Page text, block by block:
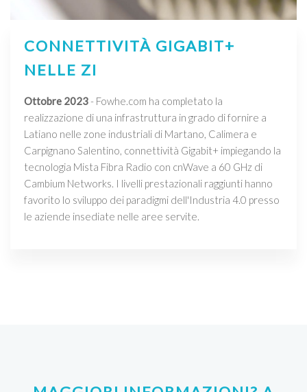
CONNETTIVITÀ GIGABIT+
NELLE ZI
Ottobre 2023- Fowhe.com ha completato la
realizzazione di una infrastruttura in grado di fornire a
Latiano nelle zone industriali di Martano, Calimera e
Carpignano Salentino, connettività Gigabit+ impiegando la
tecnologia Mista Fibra Radio con cnWave a 60 GHz di
Cambium Networks. I livelli prestazionali raggiunti hanno
favorito lo sviluppo dei paradigmi dell'Industria 4.0 presso
le aziende insediate nelle aree servite.